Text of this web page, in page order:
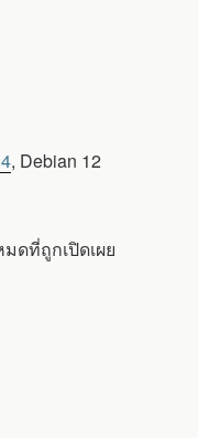
, Debian 12
ดที่ถูกเปิดเผย